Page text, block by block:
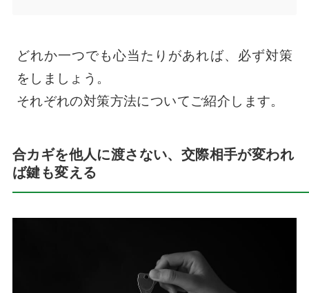
どれか一つでも心当たりがあれば、必ず対策
をしましょう。
それぞれの対策方法についてご紹介します。
合カギを他人に渡さない、交際相手が変われ
ば鍵も変える